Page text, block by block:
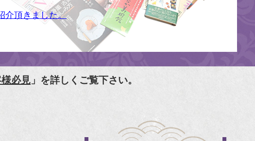
介頂きました。
必見 」を詳しくご覧下さい。